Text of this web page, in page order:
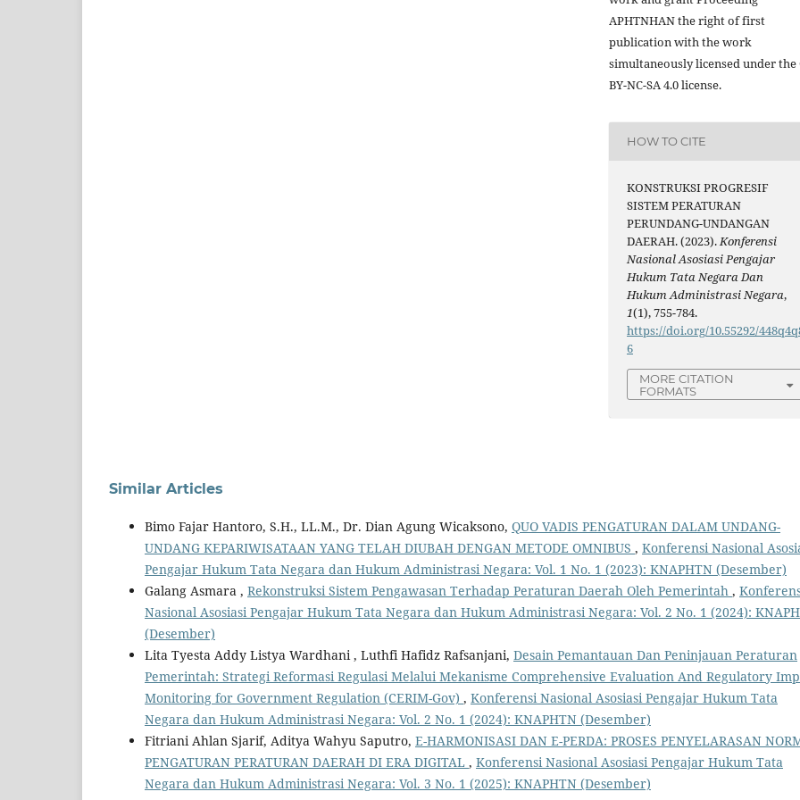
APHTNHAN the right of first
publication with the work
simultaneously licensed under the
BY-NC-SA 4.0 license.
HOW TO CITE
KONSTRUKSI PROGRESIF
SISTEM PERATURAN
PERUNDANG-UNDANGAN
DAERAH. (2023).Konferensi
Nasional Asosiasi Pengajar
Hukum Tata Negara Dan
Hukum Administrasi Negara,
1(1), 755-784.
https://doi.org/10.55292/
6
MORE CITATION
FORMATS
Similar Articles
Bimo Fajar Hantoro, S.H., LL.M., Dr. Dian Agung Wicaksono, QUO VADIS PENGATURAN DALAM UNDANG-
UNDANG KEPARIWISATAAN YANG TELAH DIUBAH DENGAN METODE OMNIBUS , Konferensi Nasional
Pengajar Hukum Tata Negara dan Hukum Administrasi Negara: Vol. 1 No. 1 (2023): KNAPHTN (Desember)
Galang Asmara , Rekonstruksi Sistem Pengawasan Terhadap Peraturan Daerah Oleh Pemerintah ,
Nasional Asosiasi Pengajar Hukum Tata Negara dan Hukum Administrasi Negara: Vol. 2 No. 1 (2024):
(Desember)
Lita Tyesta Addy Listya Wardhani , Luthfi Hafidz Rafsanjani, Desain Pemantauan Dan Peninjauan Peraturan
Pemerintah: Strategi Reformasi Regulasi Melalui Mekanisme Comprehensive Evaluation And Regulatory
Monitoring for Government Regulation (CERIM-Gov) , Konferensi Nasional Asosiasi Pengajar Hukum Tata
Negara dan Hukum Administrasi Negara: Vol. 2 No. 1 (2024): KNAPHTN (Desember)
Fitriani Ahlan Sjarif, Aditya Wahyu Saputro, E-HARMONISASI DAN E-PERDA: PROSES PENYELARASAN
PENGATURAN PERATURAN DAERAH DI ERA DIGITAL , Konferensi Nasional Asosiasi Pengajar Hukum Tata
Negara dan Hukum Administrasi Negara: Vol. 3 No. 1 (2025): KNAPHTN (Desember)